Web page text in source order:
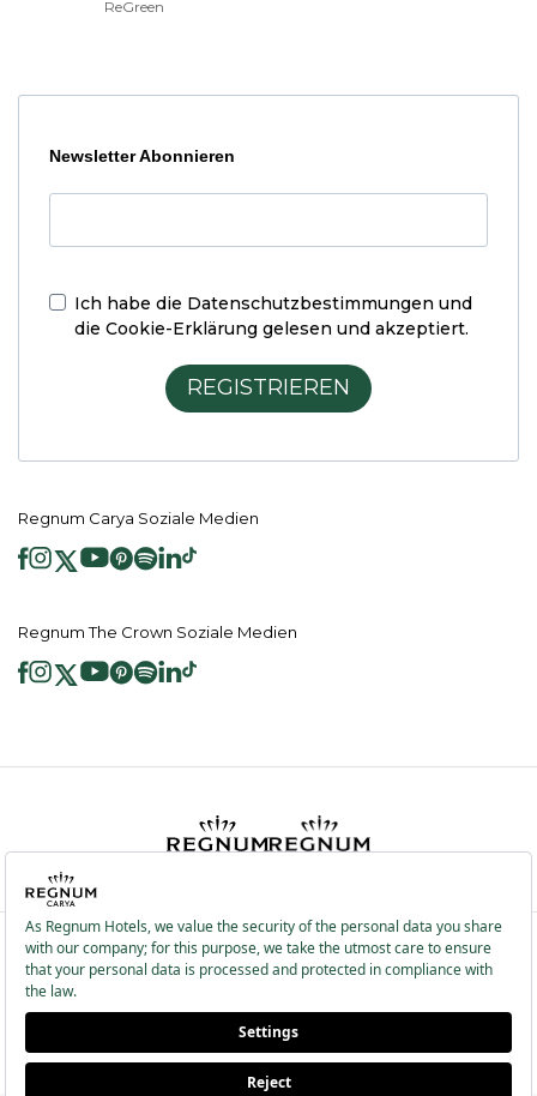
ReGreen
Newsletter Abonnieren
Ich habe die Datenschutzbestimmungen und
die Cookie-Erklärung gelesen und akzeptiert.
REGISTRIEREN
Regnum Carya Soziale Medien
Regnum The Crown Soziale Medien
2026 ® Regnum Hotels. Alle Rechte vorbehalten.
Cookie Richtlinie